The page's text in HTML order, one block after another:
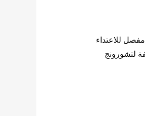
للاعتداء
لتشورونج